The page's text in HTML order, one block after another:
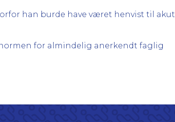
han burde have været henvist til akut
for almindelig anerkendt faglig